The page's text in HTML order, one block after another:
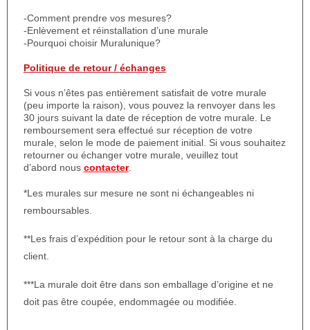
-Comment prendre vos mesures?
-Enlèvement et réinstallation d’une murale
-Pourquoi choisir Muralunique?
Politique de retour / échanges
Si vous n’êtes pas entièrement satisfait de votre murale
(peu importe la raison), vous pouvez la renvoyer dans les
30 jours suivant la date de réception de votre murale. Le
remboursement sera effectué sur réception de votre
murale, selon le mode de paiement initial. Si vous souhaitez
retourner ou échanger votre murale, veuillez tout
d’abord nous contacter.
*Les murales sur mesure ne sont ni échangeables ni
remboursables.
**Les frais d’expédition pour le retour sont à la charge du
client.
***La murale doit être dans son emballage d’origine et ne
doit pas être coupée, endommagée ou modifiée.